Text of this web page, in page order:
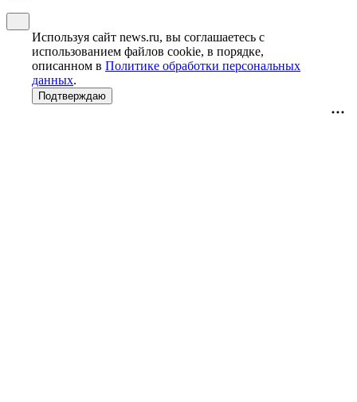
Используя сайт news.ru, вы соглашаетесь с
использованием файлов cookie, в порядке,
описанном в Политике обработки персональных
данных.
Подтверждаю